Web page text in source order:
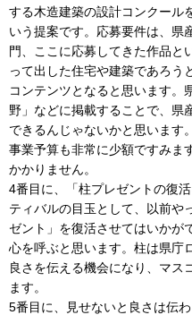
する木造建築の設計コンクール
いう提案です。応募要件は、県
門、ここに応募してきた作品と
って出した住宅や建築であろう
コンテンツとなると思います。
野」などに掲載することで、県
できるんじゃないかと思います
事業予算も非常に少額ですみま
かかりません。
4番目に、「柱プレゼントの復
ティバルの目玉として、以前や
ゼント」を復活させてはいかが
心を呼ぶと思います。柱は県庁
良さを伝える機会になり、マス
ます。
5番目に、見せないと良さは伝